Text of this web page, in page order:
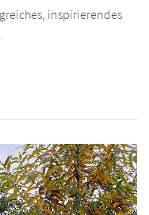
inspirierendes